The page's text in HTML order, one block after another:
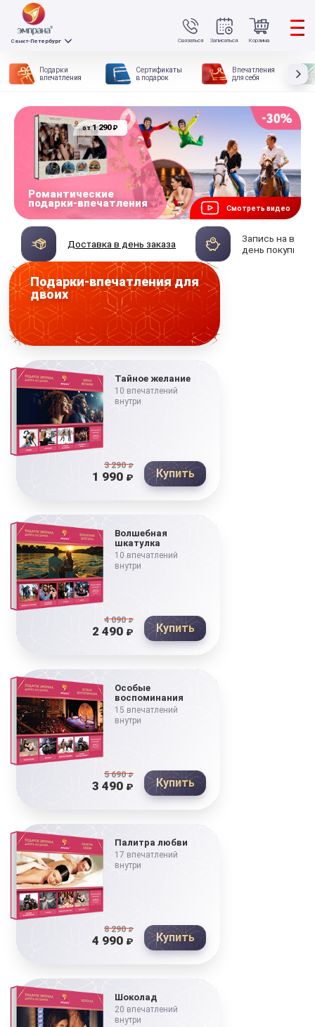
Связаться
Санкт-Петербург Записаться Корзина
Подарки
впечатления
Сертификаты
в подарок
Впечатления
для себя
Смотреть видео
от1 290₽
Романтические
подарки-впечатления
Доставка в день заказа
Запись на
день покупки
Подарки-впечатления для
двоих
Тайное желание
10 впечатлений
внутри
3 290₽
1 990 ₽ Купить
Волшебная
шкатулка
10 впечатлений
внутри
4 090₽
2 490 ₽ Купить
Особые
воспоминания
15 впечатлений
внутри
5 690₽
3 490 ₽ Купить
Палитра любви
17 впечатлений
внутри
8 290₽
4 990 ₽ Купить
Шоколад
20 впечатлений
внутри